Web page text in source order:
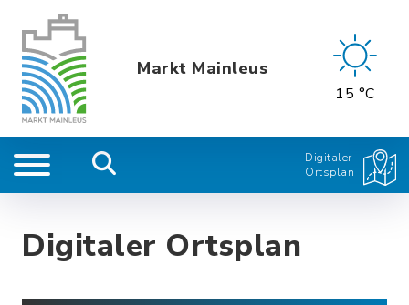
Markt Mainleus
15 °C
Digitaler
Ortsplan
Digitaler Ortsplan